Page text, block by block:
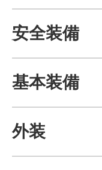
安全装備
基本装備
外装